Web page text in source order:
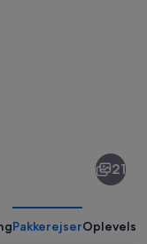
21
Pakkerejser